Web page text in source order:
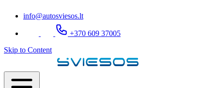
info@autosviesos.lt
+370 609 37005
Skip to Content